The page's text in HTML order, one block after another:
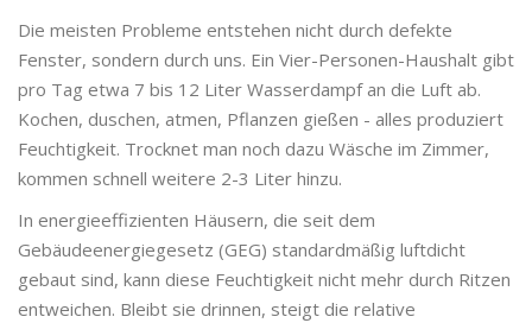
Die meisten Probleme entstehen nicht durch defekte
Fenster, sondern durch uns. Ein Vier-Personen-Haushalt gibt
pro Tag etwa 7 bis 12 Liter Wasserdampf an die Luft ab.
Kochen, duschen, atmen, Pflanzen gießen - alles produziert
Feuchtigkeit. Trocknet man noch dazu Wäsche im Zimmer,
kommen schnell weitere 2-3 Liter hinzu.
In energieeffizienten Häusern, die seit dem
Gebäudeenergiegesetz (GEG) standardmäßig luftdicht
gebaut sind, kann diese Feuchtigkeit nicht mehr durch Ritzen
entweichen. Bleibt sie drinnen, steigt die relative